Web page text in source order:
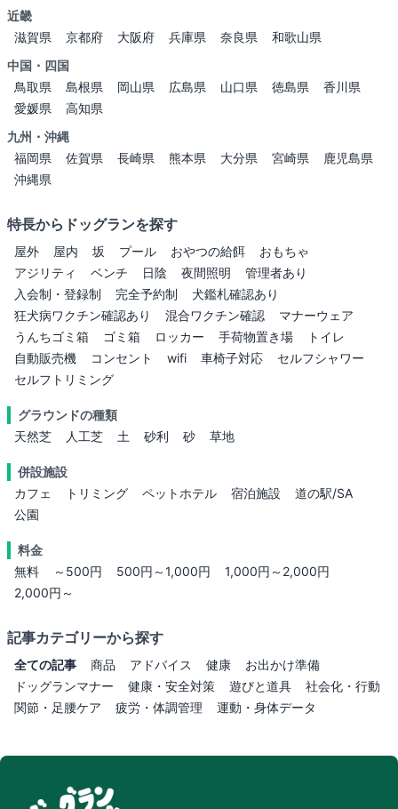
近畿
滋賀県
京都府 大阪府 兵庫県 奈良県
和歌山県
中国・四国
鳥取県
島根県 岡山県 広島県 山口県 徳島県
香川県
愛媛県
高知県
九州・沖縄
福岡県
佐賀県 長崎県 熊本県 大分県 宮崎県
鹿児島県
沖縄県
特長からドッグランを探す
屋外 屋内 坂 プール おやつの給餌
おもちゃ
アジリティ
ベンチ 日陰 夜間照明
管理者あり
入会制・登録制
完全予約制
犬鑑札確認あり
狂犬病ワクチン確認あり
混合ワクチン確認
マナーウェア
うんちゴミ箱
ゴミ箱 ロッカー 手荷物置き場
トイレ
自動販売機
コンセント wifi 車椅子対応
セルフシャワー
セルフトリミング
グラウンドの種類
天然芝
人工芝 土 砂利 砂 草地
併設施設
カフェ
トリミング ペットホテル 宿泊施設
道の駅/SA
公園
料金
無料
～500円 500円～1,000円
1,000円～2,000円
2,000円～
記事カテゴリーから探す
全ての記事 商品 アドバイス 健康
お出かけ準備
ドッグランマナー
健康・安全対策 遊びと道具
社会化・行動
関節・足腰ケア
疲労・体調管理 運動・身体データ